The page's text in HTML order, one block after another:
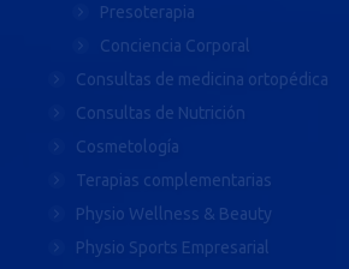
Presoterapia
Conciencia Corporal
Consultas de medicina ortopédica
Consultas de Nutrición
Cosmetología
Terapias complementarias
Physio Wellness & Beauty
Physio Sports Empresarial